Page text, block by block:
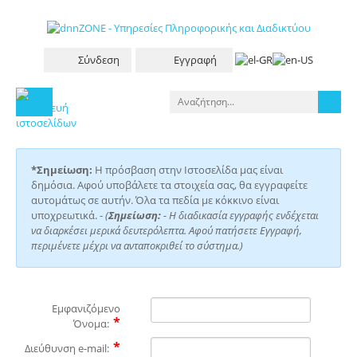
Σύνδεση Εγγραφή
*Σημείωση: Η πρόσβαση στην Ιστοσελίδα μας είναι
δημόσια. Αφού υποβάλετε τα στοιχεία σας, θα εγγραφείτε
αυτομάτως σε αυτήν. Όλα τα πεδία με κόκκινο είναι
υποχρεωτικά. -(Σημείωση:- Η διαδικασία εγγραφής ενδέχεται
να διαρκέσει μερικά δευτερόλεπτα. Αφού πατήσετε Εγγραφή,
περιμένετε μέχρι να ανταποκριθεί το σύστημα.)
Εμφανιζόμενο
Όνομα:
Διεύθυνση e-mail: